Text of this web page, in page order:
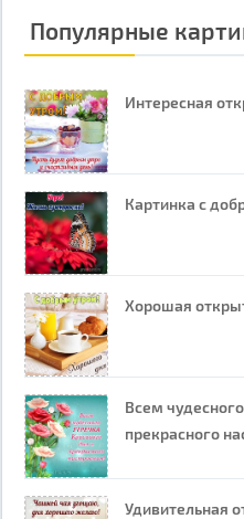
Популярные
Интересная
Картинка с
Хорошая
Всем
прекрасного
Удивительная